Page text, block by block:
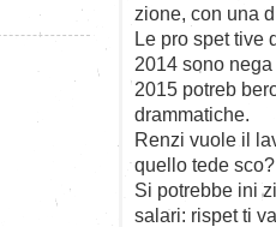
zione, con una
Le pro ­spet ­tive
2014 sono
2015 potreb
drammatiche.
Renzi vuole il
quello tede ­sco?
Si potrebbe ini
salari: rispet ­ti